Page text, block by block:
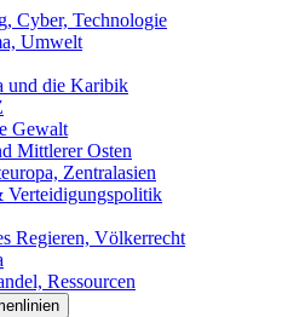
Cyber, Technologie
Umwelt
und die Karibik
Gewalt
Mittlerer Osten
Zentralasien
Verteidigungspolitik
Regieren, Völkerrecht
Ressourcen